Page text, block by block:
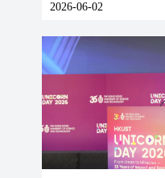
2026-06-02